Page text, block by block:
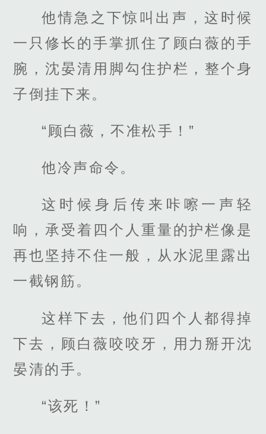
他情急之下惊叫出声，这时候
一只修长的手掌抓住了顾白薇的手
腕，沈晏清用脚勾住护栏，整个身
子倒挂下来。
“顾白薇，不准松手！”
他冷声命令。
这时候身后传来咔嚓一声轻
响，承受着四个人重量的护栏像是
再也坚持不住一般，从水泥里露出
一截钢筋。
这样下去，他们四个人都得掉
下去，顾白薇咬咬牙，用力掰开沈
晏清的手。
“该死！”